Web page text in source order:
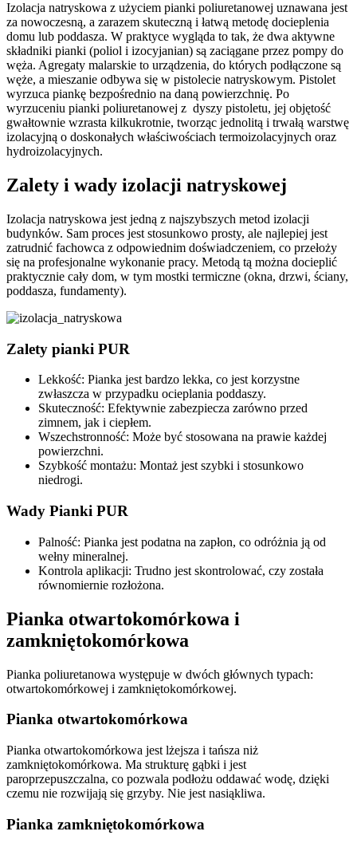
Izolacja natryskowa z użyciem pianki poliuretanowej uznawana jest
za nowoczesną, a zarazem skuteczną i łatwą metodę docieplenia
domu lub poddasza. W praktyce wygląda to tak, że dwa aktywne
składniki pianki (poliol i izocyjanian) są zaciągane przez pompy do
węża. Agregaty malarskie to urządzenia, do których podłączone są
węże, a mieszanie odbywa się w pistolecie natryskowym. Pistolet
wyrzuca piankę bezpośrednio na daną powierzchnię. Po
wyrzuceniu pianki poliuretanowej z dyszy pistoletu, jej objętość
gwałtownie wzrasta kilkukrotnie, tworząc jednolitą i trwałą warstwę
izolacyjną o doskonałych właściwościach termoizolacyjnych oraz
hydroizolacyjnych.
Zalety i wady izolacji natryskowej
Izolacja natryskowa jest jedną z najszybszych metod izolacji
budynków. Sam proces jest stosunkowo prosty, ale najlepiej jest
zatrudnić fachowca z odpowiednim doświadczeniem, co przełoży
się na profesjonalne wykonanie pracy. Metodą tą można docieplić
praktycznie cały dom, w tym mostki termiczne (okna, drzwi, ściany,
poddasza, fundamenty).
Zalety pianki PUR
Lekkość: Pianka jest bardzo lekka, co jest korzystne
zwłaszcza w przypadku ocieplania poddaszy.
Skuteczność: Efektywnie zabezpiecza zarówno przed
zimnem, jak i ciepłem.
Wszechstronność: Może być stosowana na prawie każdej
powierzchni.
Szybkość montażu: Montaż jest szybki i stosunkowo
niedrogi.
Wady Pianki PUR
Palność: Pianka jest podatna na zapłon, co odróżnia ją od
wełny mineralnej.
Kontrola aplikacji: Trudno jest skontrolować, czy została
równomiernie rozłożona.
Pianka otwartokomórkowa i
zamkniętokomórkowa
Pianka poliuretanowa występuje w dwóch głównych typach:
otwartokomórkowej i zamkniętokomórkowej.
Pianka otwartokomórkowa
Pianka otwartokomórkowa jest lżejsza i tańsza niż
zamkniętokomórkowa. Ma strukturę gąbki i jest
paroprzepuszczalna, co pozwala podłożu oddawać wodę, dzięki
czemu nie rozwijają się grzyby. Nie jest nasiąkliwa.
Pianka zamkniętokomórkowa